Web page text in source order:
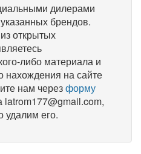
дилерами
брендов.
открытых
либо материала и
нахождения на сайте
нам черезформу
latrom177@gmail.com,
удалим его.